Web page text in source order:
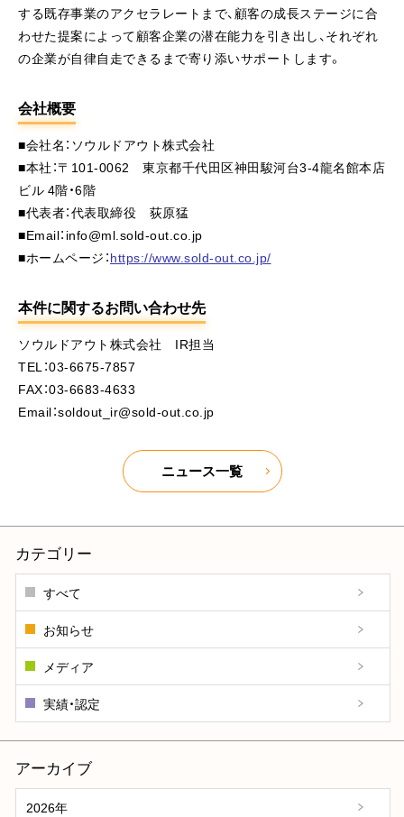
する既存事業のアクセラレートまで、顧客の成長ステージに合
わせた提案によって顧客企業の潜在能力を引き出し、それぞれ
の企業が自律自走できるまで寄り添いサポートします。
会社概要
■会社名：ソウルドアウト株式会社
■本社：〒101-0062 東京都千代田区神田駿河台3-4龍名館本店
ビル 4階・6階
■代表者：代表取締役 荻原猛
■Email：info@ml.sold-out.co.jp
■ホームページ：https://www.sold-out.co.jp/
本件に関するお問い合わせ先
ソウルドアウト株式会社 IR担当
TEL：03-6675-7857
FAX：03-6683-4633
Email：soldout_ir@sold-out.co.jp
ニュース一覧
カテゴリー
すべて
お知らせ
メディア
実績・認定
アーカイブ
2026年